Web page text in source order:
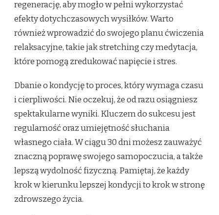
regenerację, aby mogło w pełni wykorzystać
efekty dotychczasowych wysiłków. Warto
również wprowadzić do swojego planu ćwiczenia
relaksacyjne, takie jak stretching czy medytacja,
które pomogą zredukować napięcie i stres.
Dbanie o kondycję to proces, który wymaga czasu
i cierpliwości. Nie oczekuj, że od razu osiągniesz
spektakularne wyniki. Kluczem do sukcesu jest
regularność oraz umiejętność słuchania
własnego ciała. W ciągu 30 dni możesz zauważyć
znaczną poprawę swojego samopoczucia, a także
lepszą wydolność fizyczną. Pamiętaj, że każdy
krok w kierunku lepszej kondycji to krok w stronę
zdrowszego życia.